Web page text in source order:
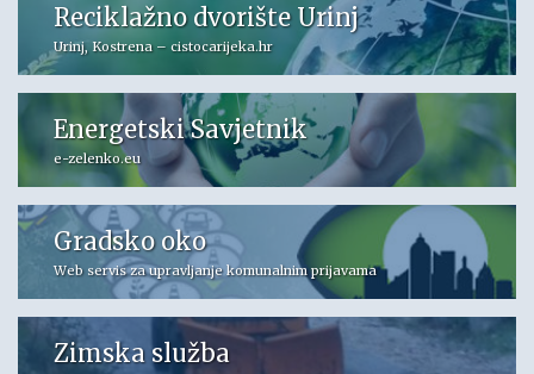
Reciklažno dvorište Urinj
Urinj, Kostrena – cistocarijeka.hr
Energetski Savjetnik
e-zelenko.eu
Gradsko oko
Web servis za upravljanje komunalnim prijavama
Zimska služba